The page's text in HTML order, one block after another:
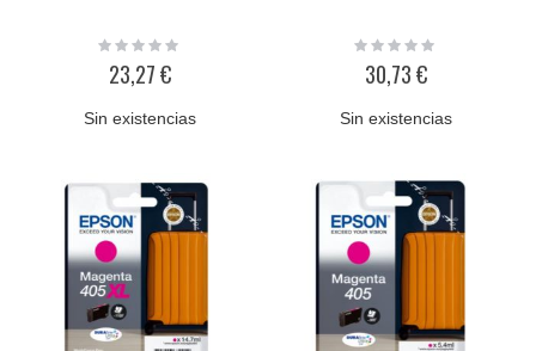
Rating:
23,27 €
Sin existencias
Rating:
30,73 €
Sin existencias